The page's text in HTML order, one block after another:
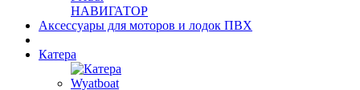
НАВИГАТОР
Аксессуары для моторов и лодок ПВХ
Катера